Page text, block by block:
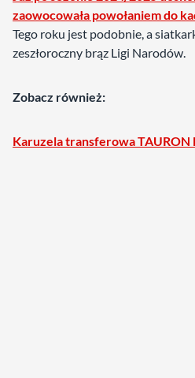
zaowocowała powołaniem do
Tego roku jest podobnie, a
zeszłoroczny brąz Ligi Narodów.
Zobacz również:
Karuzela transferowa TAURON